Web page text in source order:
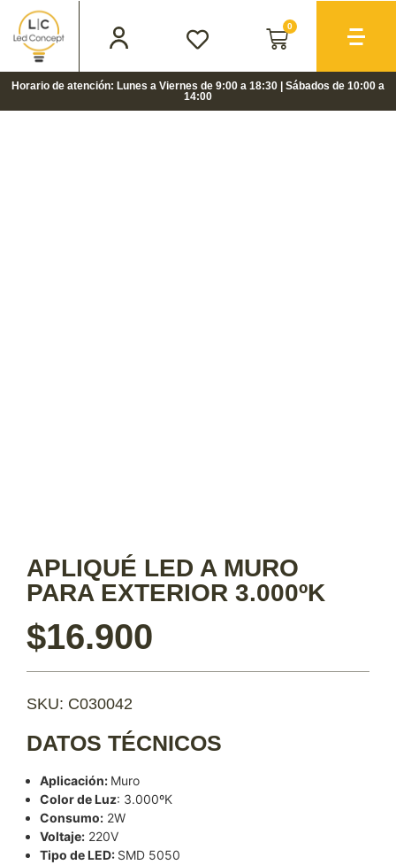
0
Horario de atención: Lunes a Viernes de 9:00 a 18:30 | Sábados de 10:00 a
14:00
APLIQUÉ LED A MURO
PARA EXTERIOR 3.000ºK
$16.900
SKU: C030042
DATOS TÉCNICOS
Aplicación: Muro
Color de Luz: 3.000ºK
Consumo: 2W
Voltaje: 220V
Tipo de LED: SMD 5050